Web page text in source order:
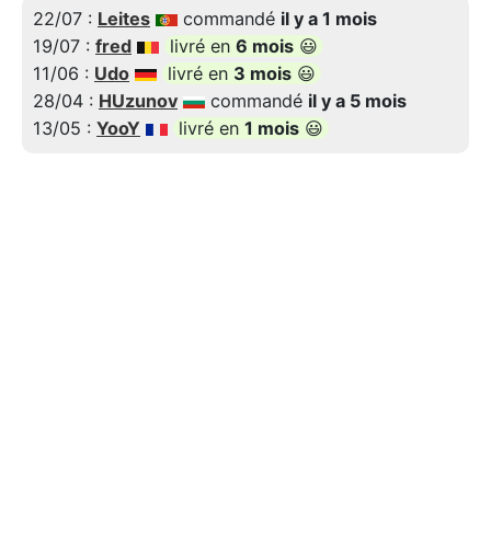
22/07 : Leites commandé il y a 1 mois
19/07 : fred livré en 6 mois 😃
11/06 : Udo livré en 3 mois 😃
28/04 : HUzunov commandé il y a 5 mois
13/05 : YooY livré en 1 mois 😃